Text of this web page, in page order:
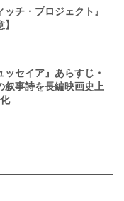
チ・プロジェクト』
セイア』あらすじ・
叙事詩を長編映画史上